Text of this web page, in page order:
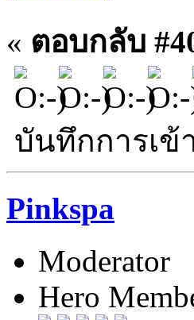
« ตอบกลับ
บันทึกการเข้
Pinkspa
Moderator
Hero